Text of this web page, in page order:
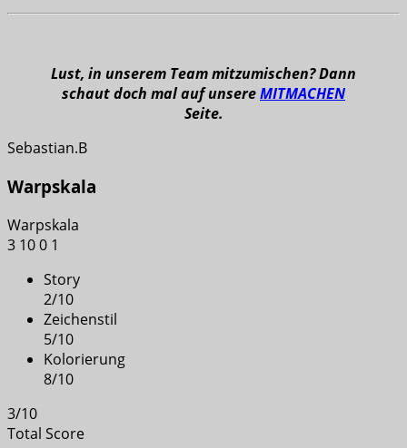
Lust, in unserem Team mitzumischen? Dann
schaut doch mal auf unsereMITMACHEN
Seite.
Sebastian.B
Warpskala
Warpskala
3 100 1
Story
2/10
Zeichenstil
5/10
Kolorierung
8/10
3/10
Total Score